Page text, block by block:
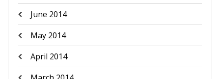
June 2014
May 2014
April 2014